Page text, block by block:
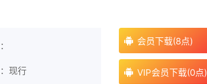
现行
会员下载(8点)
VIP会员下载(0点)